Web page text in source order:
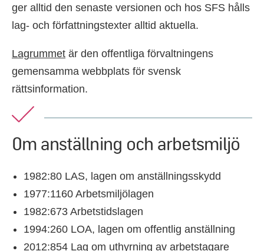
ger alltid den senaste versionen och hos SFS hålls
lag- och författningstexter alltid aktuella.
Lagrummet är den offentliga förvaltningens
gemensamma webbplats för svensk
rättsinformation.
Om anställning och arbetsmiljö
1982:80 LAS, lagen om anställningsskydd
1977:1160 Arbetsmiljölagen
1982:673 Arbetstidslagen
1994:260 LOA, lagen om offentlig anställning
2012:854 Lag om uthyrning av arbetstagare